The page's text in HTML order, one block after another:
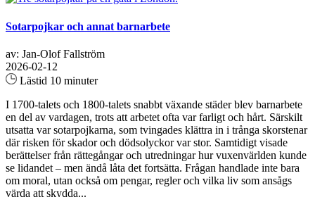
Sotarpojkar och annat barnarbete
av: Jan-Olof Fallström
2026-02-12
Lästid 10 minuter
I 1700-talets och 1800-talets snabbt växande städer blev barnarbete
en del av vardagen, trots att arbetet ofta var farligt och hårt. Särskilt
utsatta var sotarpojkarna, som tvingades klättra in i trånga skorstenar
där risken för skador och dödsolyckor var stor. Samtidigt visade
berättelser från rättegångar och utredningar hur vuxenvärlden kunde
se lidandet – men ändå låta det fortsätta. Frågan handlade inte bara
om moral, utan också om pengar, regler och vilka liv som ansågs
värda att skydda...